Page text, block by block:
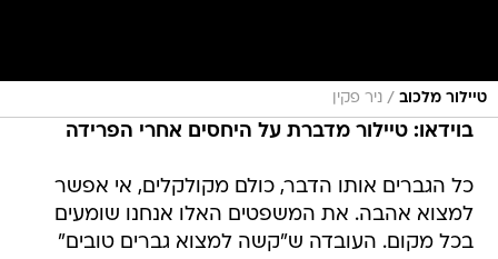
טיילור מלכוב / ניר פקין
בוידאו: טיילור מדברת על היחסים אחרי הפרידה
כל הגברים אותו הדבר, כולם מקולקלים, אי אפשר
למצוא אהבה. את המשפטים האלו אנחנו שומעים
בכל מקום. העובדה ש"קשה למצוא גברים טובים"